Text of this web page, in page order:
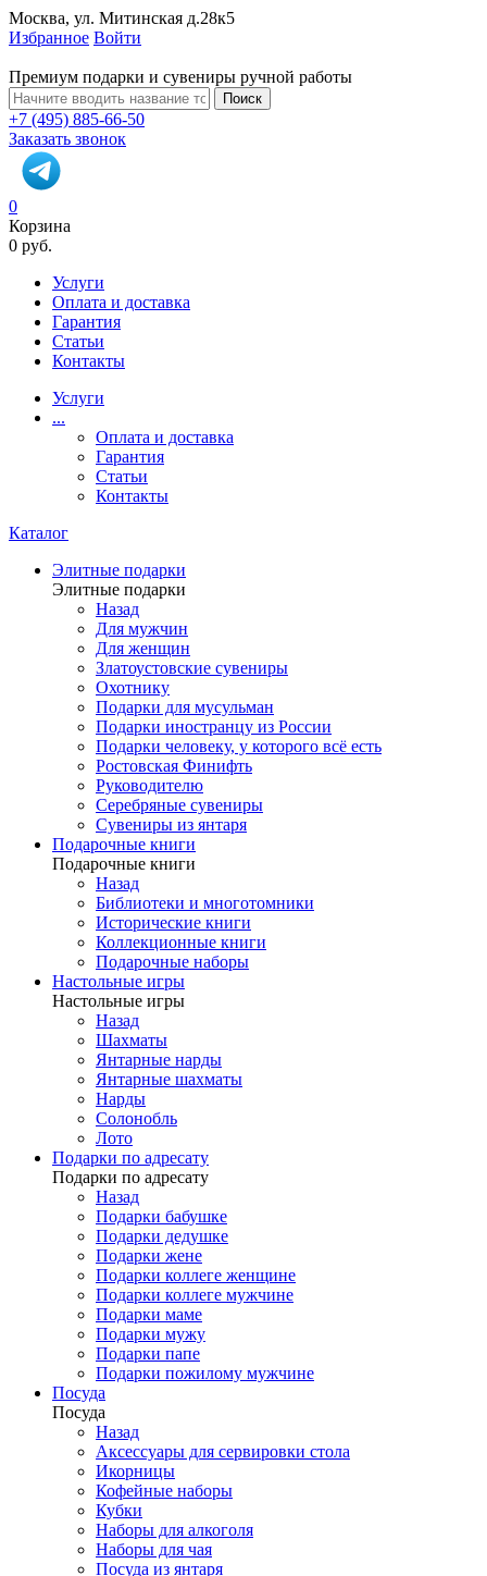
Москва, ул. Митинская д.28к5
Избранное Войти
Премиум подарки и сувениры ручной работы
Поиск
+7 (495) 885-66-50
Заказать звонок
0
Корзина
0 руб.
Услуги
Оплата и доставка
Гарантия
Статьи
Контакты
Услуги
...
Оплата и доставка
Гарантия
Статьи
Контакты
Каталог
Элитные подарки
Элитные подарки
Назад
Для мужчин
Для женщин
Златоустовские сувениры
Охотнику
Подарки для мусульман
Подарки иностранцу из России
Подарки человеку, у которого всё есть
Ростовская Финифть
Руководителю
Серебряные сувениры
Сувениры из янтаря
Подарочные книги
Подарочные книги
Назад
Библиотеки и многотомники
Исторические книги
Коллекционные книги
Подарочные наборы
Настольные игры
Настольные игры
Назад
Шахматы
Янтарные нарды
Янтарные шахматы
Нарды
Солонобль
Лото
Подарки по адресату
Подарки по адресату
Назад
Подарки бабушке
Подарки дедушке
Подарки жене
Подарки коллеге женщине
Подарки коллеге мужчине
Подарки маме
Подарки мужу
Подарки папе
Подарки пожилому мужчине
Посуда
Посуда
Назад
Аксессуары для сервировки стола
Икорницы
Кофейные наборы
Кубки
Наборы для алкоголя
Наборы для чая
Посуда из янтаря